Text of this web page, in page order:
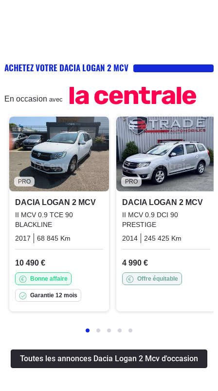
ACHETEZ VOTRE DACIA LOGAN 2 MCV
En occasion avec
PRO
DACIA LOGAN 2 MCV
II MCV 0.9 TCE 90
BLACKLINE
2017
68 845 Km Essence
10 490 €
Bonne affaire
Garantie 12 mois
PRO
DACIA LOGAN 2 MCV
II MCV 0.9 DCI 90
PRESTIGE
2014
245 425 Km
4 990 €
Offre équitable
Toutes les annonces Dacia Logan 2 Mcv d'occasion